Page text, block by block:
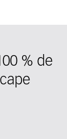
% de